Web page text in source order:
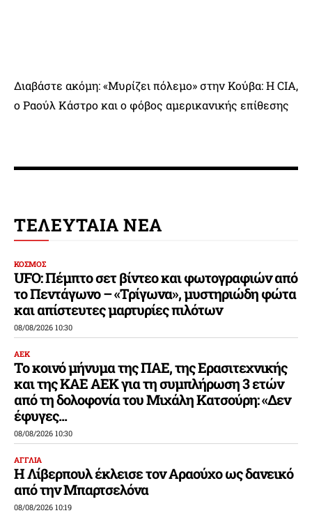
Διαβάστε ακόμη: «Μυρίζει πόλεμο» στην Κούβα: Η CIA,
ο Ραούλ Κάστρο και ο φόβος αμερικανικής επίθεσης
ΤΕΛΕΥΤΑΙΑ ΝΕΑ
ΚΟΣΜΟΣ
UFO: Πέμπτο σετ βίντεο και φωτογραφιών από
το Πεντάγωνο – «Τρίγωνα», μυστηριώδη φώτα
και απίστευτες μαρτυρίες πιλότων
08/08/2026 10:30
ΑΕΚ
Το κοινό μήνυμα της ΠΑΕ, της Ερασιτεχνικής
και της ΚΑΕ ΑΕΚ για τη συμπλήρωση 3 ετών
από τη δολοφονία του Μιχάλη Κατσούρη: «Δεν
έφυγες...
08/08/2026 10:30
ΑΓΓΛΙΑ
Η Λίβερπουλ έκλεισε τον Αραούχο ως δανεικό
από την Μπαρτσελόνα
08/08/2026 10:19